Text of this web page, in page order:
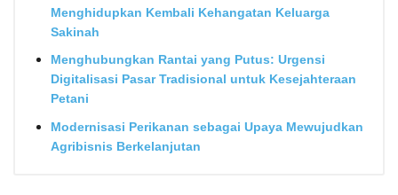
Menghidupkan Kembali Kehangatan Keluarga
Sakinah
Menghubungkan Rantai yang Putus: Urgensi
Digitalisasi Pasar Tradisional untuk Kesejahteraan
Petani
Modernisasi Perikanan sebagai Upaya Mewujudkan
Agribisnis Berkelanjutan